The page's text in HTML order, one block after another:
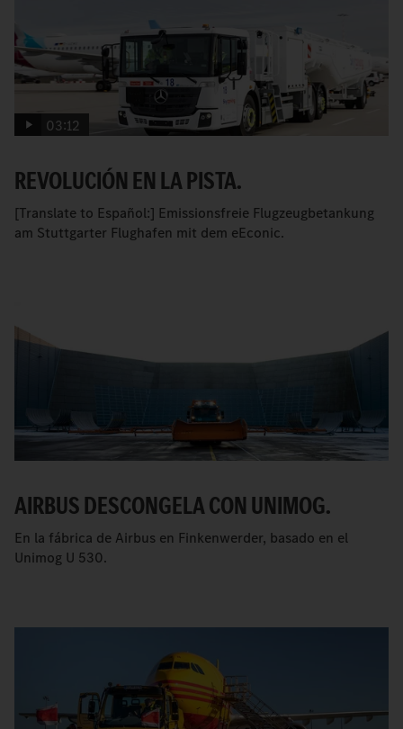
03:12
REVOLUCIÓN EN LA PISTA.
[Translate to Español:] Emissionsfreie Flugzeugbetankung
am Stuttgarter Flughafen mit dem eEconic.
AIRBUS DESCONGELA CON UNIMOG.
En la fábrica de Airbus en Finkenwerder, basado en el
Unimog U 530.